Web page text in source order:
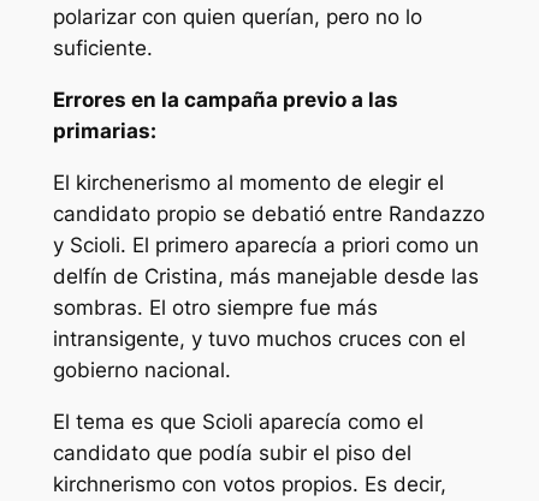
polarizar con quien querían, pero no lo
suficiente.
Errores en la campaña previo a las
primarias:
El kirchenerismo al momento de elegir el
candidato propio se debatió entre Randazzo
y Scioli. El primero aparecía a priori como un
delfín de Cristina, más manejable desde las
sombras. El otro siempre fue más
intransigente, y tuvo muchos cruces con el
gobierno nacional.
El tema es que Scioli aparecía como el
candidato que podía subir el piso del
kirchnerismo con votos propios. Es decir,